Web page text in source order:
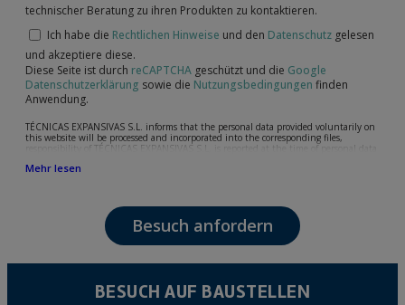
technischer Beratung zu ihren Produkten zu kontaktieren.
Ich habe die Rechtlichen Hinweise und den Datenschutz gelesen
und akzeptiere diese.
Diese Seite ist durch reCAPTCHA geschützt und die Google
Datenschutzerklärung sowie die Nutzungsbedingungen finden
Anwendung.
TÉCNICAS EXPANSIVAS S.L. informs that the personal data provided voluntarily on
this website will be processed and incorporated into the corresponding files,
responsibility of TÉCNICAS EXPANSIVAS S.L, is reported at the time of personal data
following: attention to your referred request, complaint or question, established
The data in our files are strictly confidential and shall be treated with the utmost
confidentiality and shall comply with all the requirements provided for the General
Data Protection Regulation (GDPR) 2016.
encrypted. Should these details be sent, it is done so under your sole responsibility.
Mehr lesen
Besuch anfordern
BESUCH AUF BAUSTELLEN